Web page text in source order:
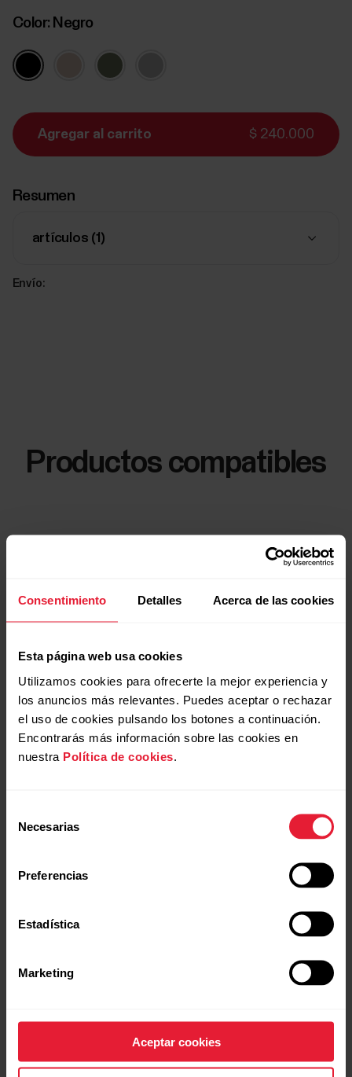
Consentimiento Detalles Acerca de las cookies
Esta página web usa cookies
Utilizamos cookies para ofrecerte la mejor experiencia y
los anuncios más relevantes. Puedes aceptar o rechazar
el uso de cookies pulsando los botones a continuación.
Encontrarás más información sobre las cookies en
nuestra Política de cookies
Necesarias
Preferencias
Estadística
Marketing
Aceptar cookies
Color: Negro
Agregar al carrito $ 240.000
Resumen
artículos (1 )
Envío:
Productos compatibles